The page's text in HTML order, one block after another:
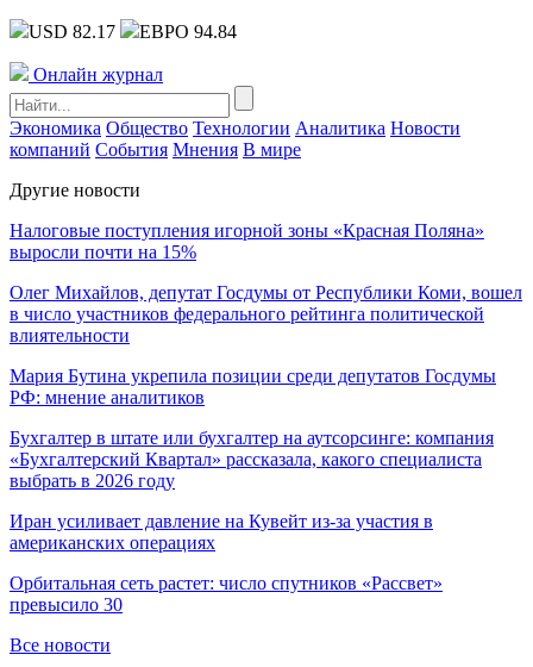
USD 82.17 ЕВРО 94.84
Онлайн журнал
Экономика Общество Технологии Аналитика Новости
компаний События Мнения В мире
Другие новости
Налоговые поступления игорной зоны «Красная Поляна»
выросли почти на 15%
Олег Михайлов, депутат Госдумы от Республики Коми, вошел
в число участников федерального рейтинга политической
влиятельности
Мария Бутина укрепила позиции среди депутатов Госдумы
РФ: мнение аналитиков
Бухгалтер в штате или бухгалтер на аутсорсинге: компания
«Бухгалтерский Квартал» рассказала, какого специалиста
выбрать в 2026 году
Иран усиливает давление на Кувейт из-за участия в
американских операциях
Орбитальная сеть растет: число спутников «Рассвет»
превысило 30
Все новости